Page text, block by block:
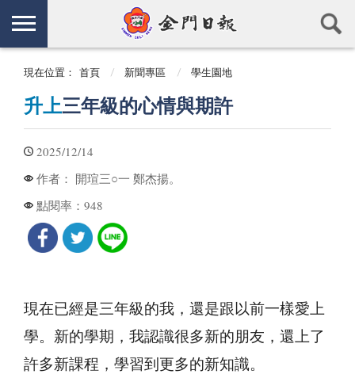
現在位置： 首頁 新聞專區 學生園地
升上三年級的心情與期許
2025/12/14
作者： 開瑄三○一 鄭杰揚。
點閱率： 948
現在已經是三年級的我，還是跟以前一樣愛上
學。新的學期，我認識很多新的朋友，還上了
許多新課程，學習到更多的新知識。